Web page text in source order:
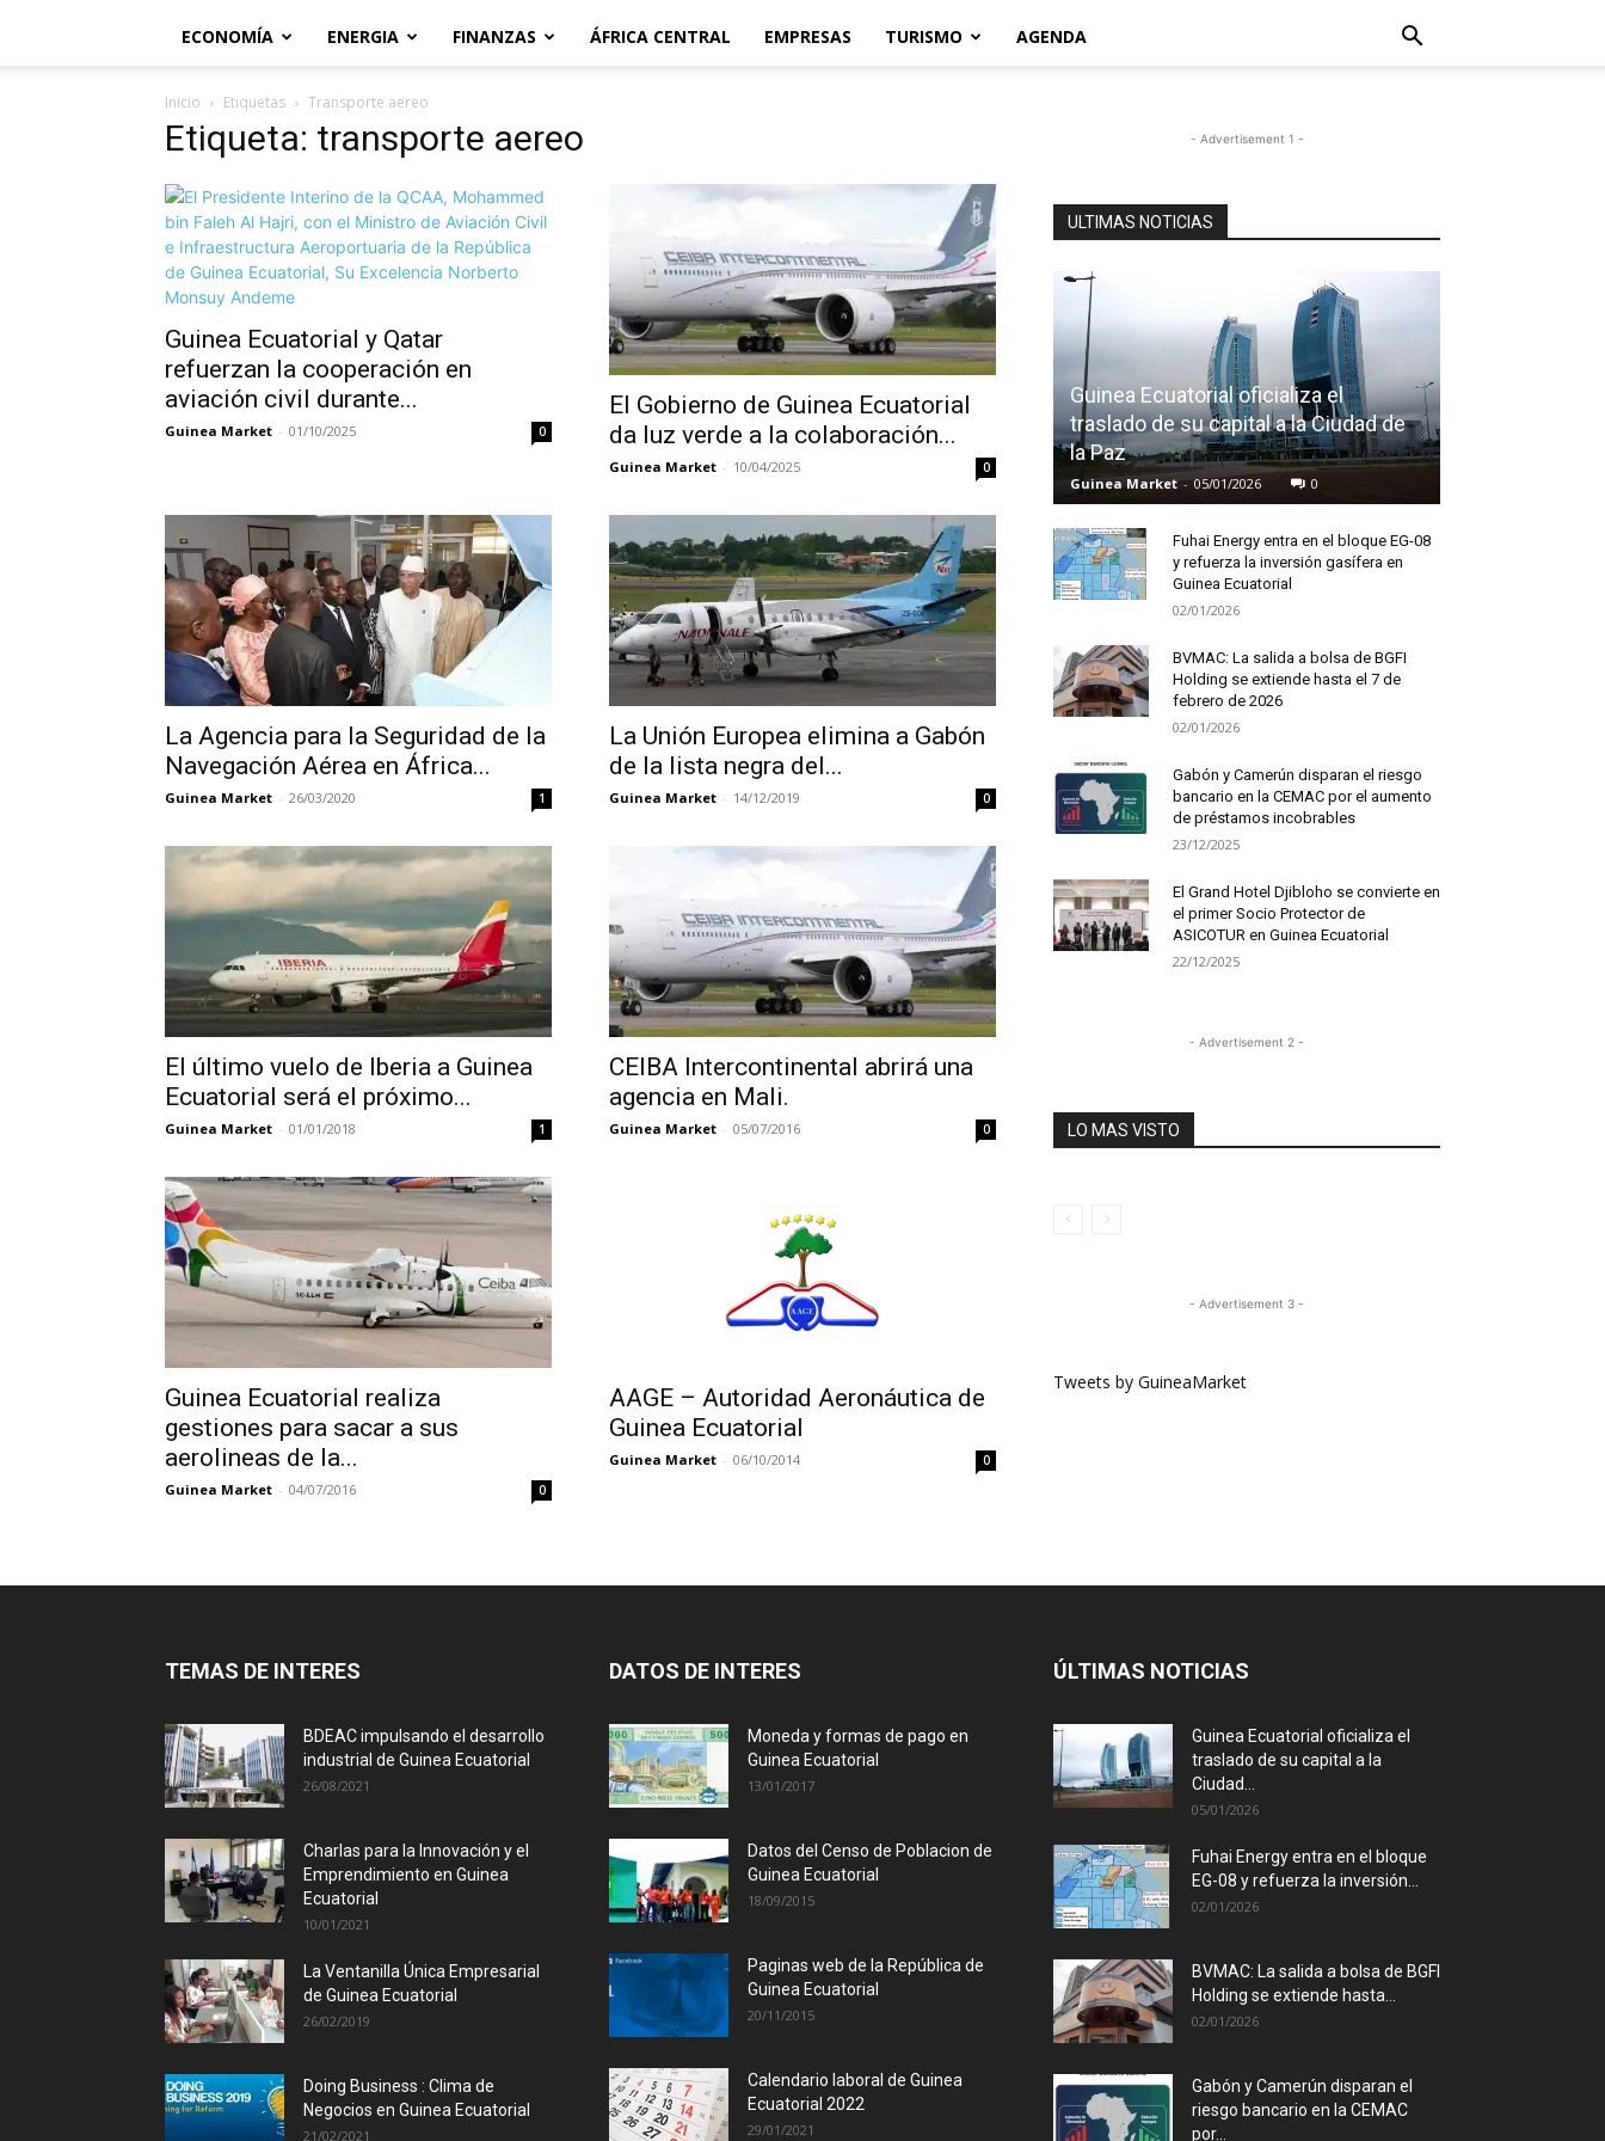
ECONOMÍA ENERGIA FINANZAS ÁFRICA CENTRAL EMPRESAS TURISMO AGENDA
Inicio Etiquetas Transporte aereo
Etiqueta: transporte aereo
Guinea Ecuatorial y Qatar
refuerzan la cooperación en
aviación civil durante...
Guinea Market - 01/10/2025 0
El Gobierno de Guinea Ecuatorial
da luz verde a la colaboración...
Guinea Market - 10/04/2025 0
La Agencia para la Seguridad de la
Navegación Aérea en África...
Guinea Market - 26/03/2020 1
La Unión Europea elimina a Gabón
de la lista negra del...
Guinea Market - 14/12/2019 0
El último vuelo de Iberia a Guinea
Ecuatorial será el próximo...
Guinea Market - 01/01/2018 1
CEIBA Intercontinental abrirá una
agencia en Mali.
Guinea Market - 05/07/2016 0
Guinea Ecuatorial realiza
gestiones para sacar a sus
aerolineas de la...
Guinea Market - 04/07/2016 0
AAGE – Autoridad Aeronáutica de
Guinea Ecuatorial
Guinea Market - 06/10/2014 0
- Advertisement 1 -
ULTIMAS NOTICIAS
Guinea Ecuatorial oficializa el
traslado de su capital a la Ciudad de
la Paz
Guinea Market - 05/01/2026 0
Fuhai Energy entra en el bloque EG-08
y refuerza la inversión gasífera en
Guinea Ecuatorial
02/01/2026
BVMAC: La salida a bolsa de BGFI
Holding se extiende hasta el 7 de
febrero de 2026
02/01/2026
Gabón y Camerún disparan el riesgo
bancario en la CEMAC por el aumento
de préstamos incobrables
23/12/2025
El Grand Hotel Djibloho se convierte en
el primer Socio Protector de
ASICOTUR en Guinea Ecuatorial
22/12/2025
- Advertisement 2 -
LO MAS VISTO
- Advertisement 3 -
Tweets by GuineaMarket
TEMAS DE INTERES
BDEAC impulsando el desarrollo
industrial de Guinea Ecuatorial
26/08/2021
Charlas para la Innovación y el
Emprendimiento en Guinea
Ecuatorial
10/01/2021
La Ventanilla Única Empresarial
de Guinea Ecuatorial
26/02/2019
Doing Business : Clima de
Negocios en Guinea Ecuatorial
21/02/2021
DATOS DE INTERES
Moneda y formas de pago en
Guinea Ecuatorial
13/01/2017
Datos del Censo de Poblacion de
Guinea Ecuatorial
18/09/2015
Paginas web de la República de
Guinea Ecuatorial
20/11/2015
Calendario laboral de Guinea
Ecuatorial 2022
29/01/2021
ÚLTIMAS NOTICIAS
Guinea Ecuatorial oficializa el
traslado de su capital a la
Ciudad...
05/01/2026
Fuhai Energy entra en el bloque
EG-08 y refuerza la inversión...
02/01/2026
BVMAC: La salida a bolsa de BGFI
Holding se extiende hasta...
02/01/2026
Gabón y Camerún disparan el
riesgo bancario en la CEMAC
por...